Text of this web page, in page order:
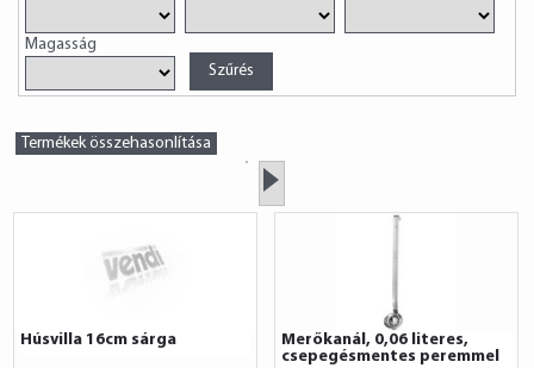
HUNGÁRIA
Kft.
Magasság
Termékek összehasonlítása
Húsvilla 16cm sárga
Merőkanál, 0,06 literes,
csepegésmentes peremmel